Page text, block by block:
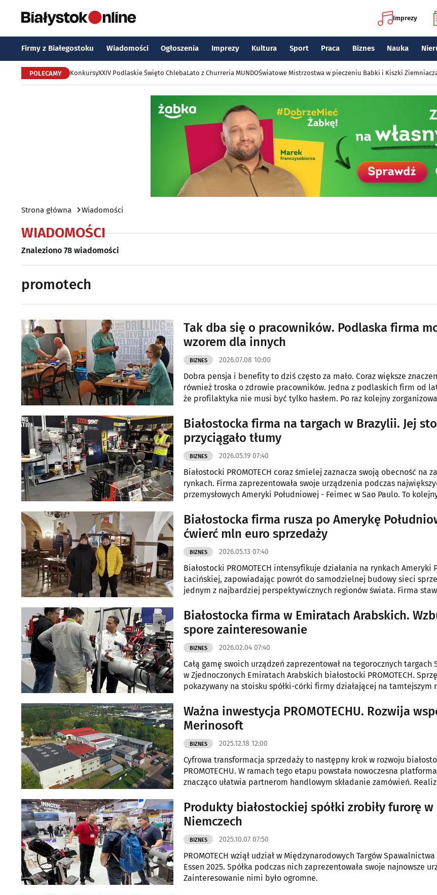
Imprezy
Firmy z Białegostoku Wiadomości Ogłoszenia Imprezy Kultura Sport Praca Biznes Nauka
POLECAMY KonkursyXXIV Podlaskie Święto ChlebaLato z Churreria MUNDOŚwiatowe Mistrzostwa w pieczeniu Babki i Kiszki
Strona główna Wiadomości
WIADOMOŚCI
Znaleziono 78 wiadomości
promotech
Tak dba się o pracowników. Podlaska firma
wzorem dla innych
BIZNES 2026.07.08 10:00
Dobra pensja i benefity to dziś często za mało. Coraz większe
również troska o zdrowie pracowników. Jedna z podlaskich firm od
że profilaktyka nie musi być tylko hasłem. Po raz kolejny
Białostocka firma na targach w Brazylii. Jej
przyciągało tłumy
BIZNES 2026.05.19 07:40
Białostocki PROMOTECH coraz śmielej zaznacza swoją obecność na
rynkach. Firma zaprezentowała swoje urządzenia podczas
przemysłowych Ameryki Południowej - Feimec w Sao Paulo. To
Białostocka firma rusza po Amerykę
ćwierć mln euro sprzedaży
BIZNES 2026.05.13 07:40
Białostocki PROMOTECH intensyfikuje działania na rynkach Ameryki
Łacińskiej, zapowiadając powrót do samodzielnej budowy sieci
jednym z najbardziej perspektywicznych regionów świata. Firma
Białostocka firma w Emiratach Arabskich.
spore zainteresowanie
BIZNES 2026.02.04 07:40
Całą gamę swoich urządzeń zaprezentował na tegorocznych targach
w Zjednoczonych Emiratach Arabskich białostocki PROMOTECH.
pokazywany na stoisku spółki-córki firmy działającej na tamtejszym
Ważna inwestycja PROMOTECHU. Rozwija
Merinosoft
BIZNES 2025.12.18 12:00
Cyfrowa transformacja sprzedaży to następny krok w rozwoju
PROMOTECHU. W ramach tego etapu powstała nowoczesna
znacząco ułatwia partnerom handlowym składanie zamówień.
usprawnienie i uporządkowanie wymiany danych,
Produkty białostockiej spółki zrobiły furorę w
Niemczech
BIZNES 2025.10.07 07:50
PROMOTECH wziął udział w Międzynarodowych Targów
Essen 2025. Spółka podczas nich zaprezentowała swoje najnowsze
Zainteresowanie nimi było ogromne.